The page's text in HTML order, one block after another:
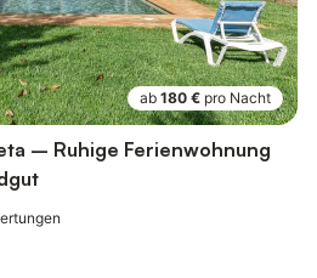
ab 180 € pro Nacht
– Ruhige Ferienwohnung